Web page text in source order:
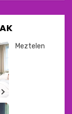
Meztelen